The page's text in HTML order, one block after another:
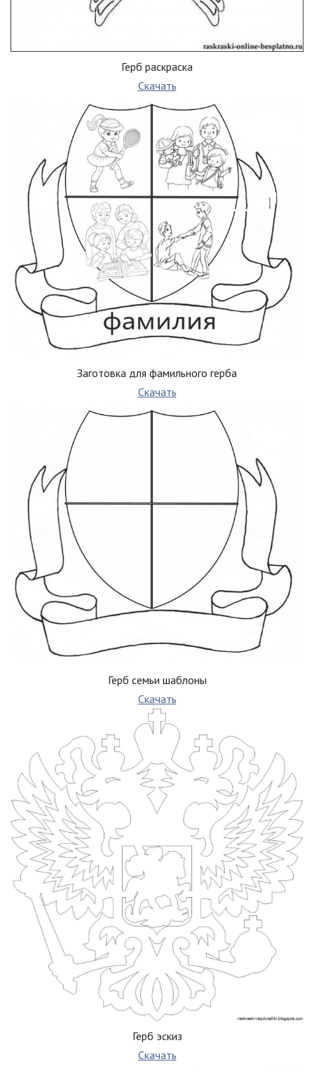
Герб раскраска
Скачать
Заготовка для фамильного герба
Скачать
Герб семьи шаблоны
Скачать
Герб эскиз
Скачать